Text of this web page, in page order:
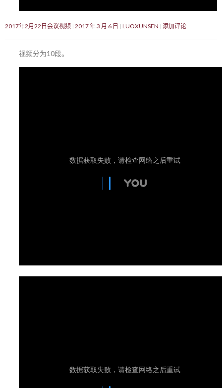
2017年2月22日会议视频 2017 年 3 月 6 日 LUOXUNSEN 添加评论
视频分为10段。